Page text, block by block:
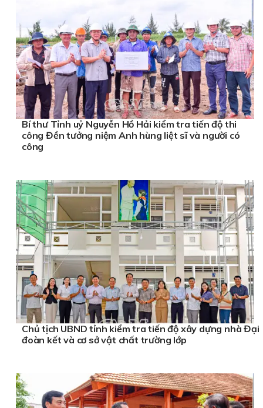
Bí thư Tỉnh uỷ Nguyễn Hồ Hải kiểm tra tiến độ thi
công Đền tưởng niệm Anh hùng liệt sĩ và người có
công
Chủ tịch UBND tỉnh kiểm tra tiến độ xây dựng nhà Đại
đoàn kết và cơ sở vật chất trường lớp